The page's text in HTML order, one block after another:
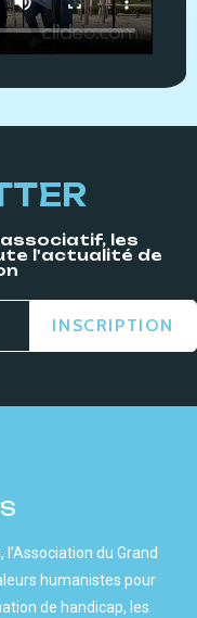
les
l'actualité de
du Grand
humanistes pour
de handicap, les